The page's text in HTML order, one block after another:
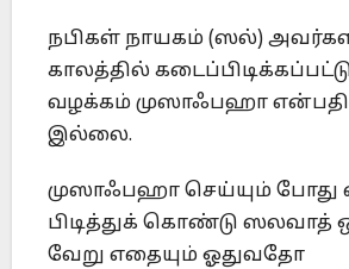
நபிகள் நாயகம் (ஸல்)
காலத்தில்
வழக்கம் முஸாஃபஹா
இல்லை.
முஸாஃபஹா செய்யும்
பிடித்துக் கொண்டு ஸலவாத்
வேறு எதையும் ஓதுவதோ